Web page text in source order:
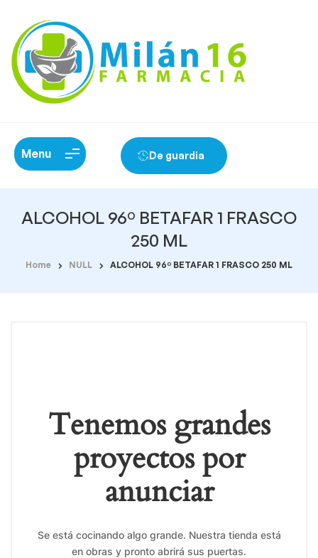
Menu De guardia
ALCOHOL 96º BETAFAR 1 FRASCO
250 ML
Home NULL ALCOHOL 96º BETAFAR 1 FRASCO 250 ML
Tenemos grandes
proyectos por
anunciar
Se está cocinando algo grande. Nuestra tienda está
en obras y pronto abrirá sus puertas.